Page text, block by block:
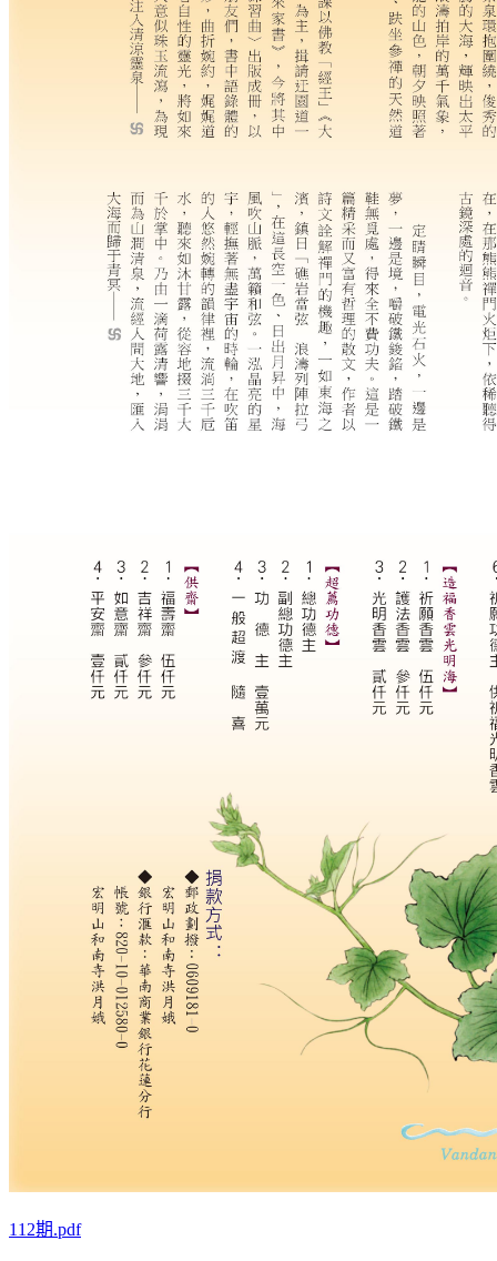
112期.pdf